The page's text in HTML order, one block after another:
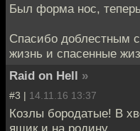
Был форма нос,
Спасибо доблестным
жизнь и спасенные
Raid on Hell »
#3 | 14.11.16 13:37
Козлы бородатые! В